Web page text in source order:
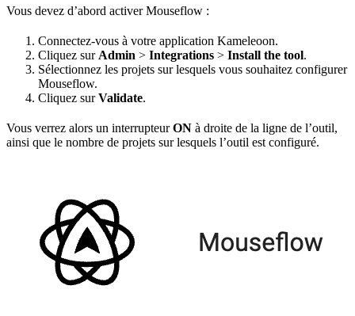
Vous devez d’abord activer Mouseflow :
Connectez-vous à votre application Kameleoon.
Cliquez sur Admin > Integrations > Install the tool.
Sélectionnez les projets sur lesquels vous souhaitez configurer
Mouseflow.
Cliquez surValidate.
Vous verrez alors un interrupteurON à droite de la ligne de l’outil,
ainsi que le nombre de projets sur lesquels l’outil est configuré.